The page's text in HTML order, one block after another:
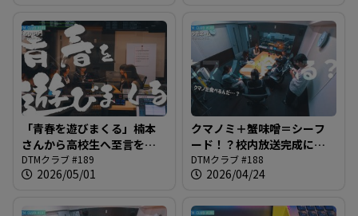
「青春を遊びまくる」楠本
さんから高校生へ至言を届
ける「るりラジ」完成＠
DTMクラブ
DTMクラブ #189
2026/05/01
クマノミ＋蟹味噌＝シーフ
ード！？校内放送完成に向
けての会議の予定が日常女
子トークのような様相に＠
DTMクラブ #188
2026/04/24